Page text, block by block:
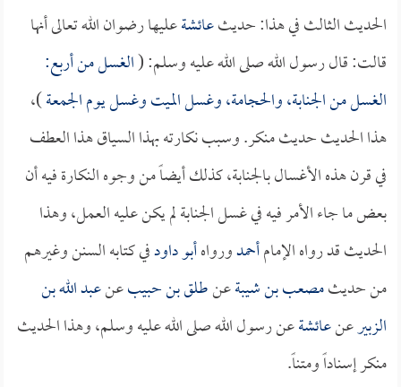
الحديث الثالث في هذا: حديثعائشةعليها رضوان الله تعالى أنها
قالت: قال رسول الله صلى الله عليه وسلم: (الغسل من أربع:
الغسل من الجنابة، والحجامة، وغسل الميت وغسل يوم الجمعة)،
هذا الحديث حديث منكر. وسبب نكارته بهذا السياق هذا العطف
في قرن هذه الأغسال بالجنابة، كذلك أيضاً من وجوه النكارة فيه أن
بعض ما جاء الأمر فيه في غسل الجنابة لم يكن عليه العمل، وهذا
الحديث قد رواه الإمامأحمدورواهأبو داودفي كتابه السنن وغيرهم
من حديثمصعب بن شيبةعنطلق بن حبيبعنعبد الله بن
الزبيرعنعائشةعن رسول الله صلى الله عليه وسلم، وهذا الحديث
منكر إسناداً ومتناً.